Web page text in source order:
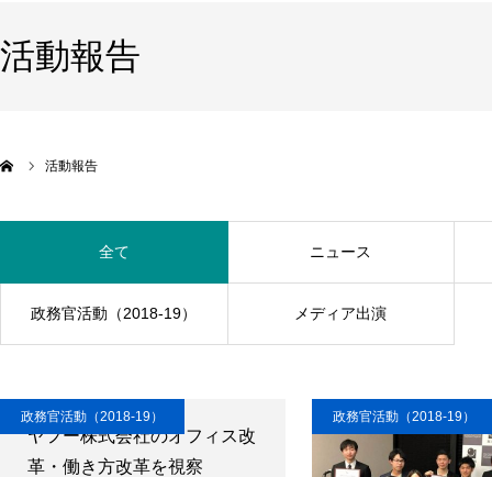
活動報告
活動報告
全て ニュース
政務官活動（2018-19） メディア出演
政務官活動（2018-19）
ヤフー株式会社のオフィス改
革・働き方改革を視察
政務官活動（2018-19）